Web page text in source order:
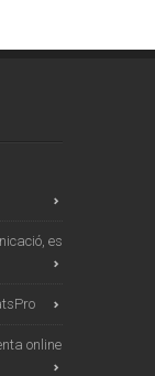
es
online